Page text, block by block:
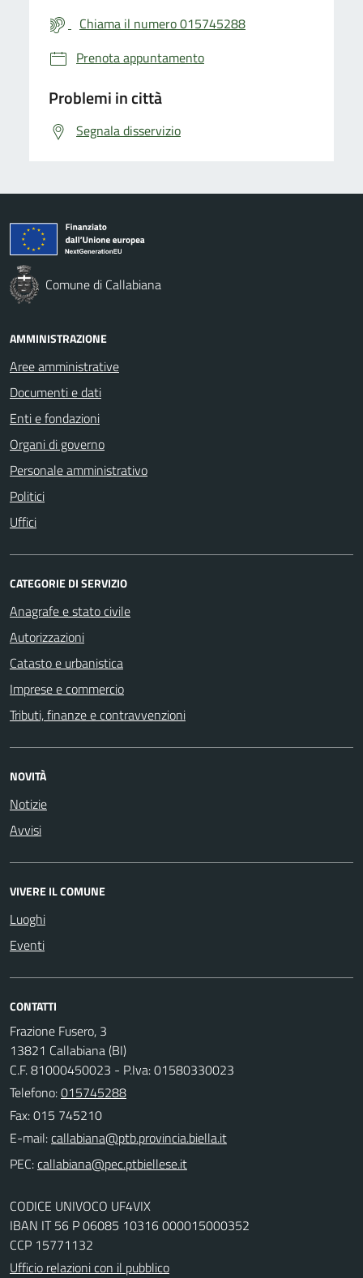
Chiama il numero 015745288
Prenota appuntamento
Problemi in città
Segnala disservizio
Comune di Callabiana
AMMINISTRAZIONE
Aree amministrative
Documenti e dati
Enti e fondazioni
Organi di governo
Personale amministrativo
Politici
Uffici
CATEGORIE DI SERVIZIO
Anagrafe e stato civile
Autorizzazioni
Catasto e urbanistica
Imprese e commercio
Tributi, finanze e contravvenzioni
NOVITÀ
Notizie
Avvisi
VIVERE IL COMUNE
Luoghi
Eventi
CONTATTI
Frazione Fusero, 3
13821 Callabiana (BI)
C.F. 81000450023 - P.Iva: 01580330023
Telefono:015745288
Fax: 015 745210
E-mail:
PEC:
CODICE UNIVOCO UF4VIX
IBAN IT 56 P 06085 10316 000015000352
CCP 15771132
Ufficio relazioni con il pubblico